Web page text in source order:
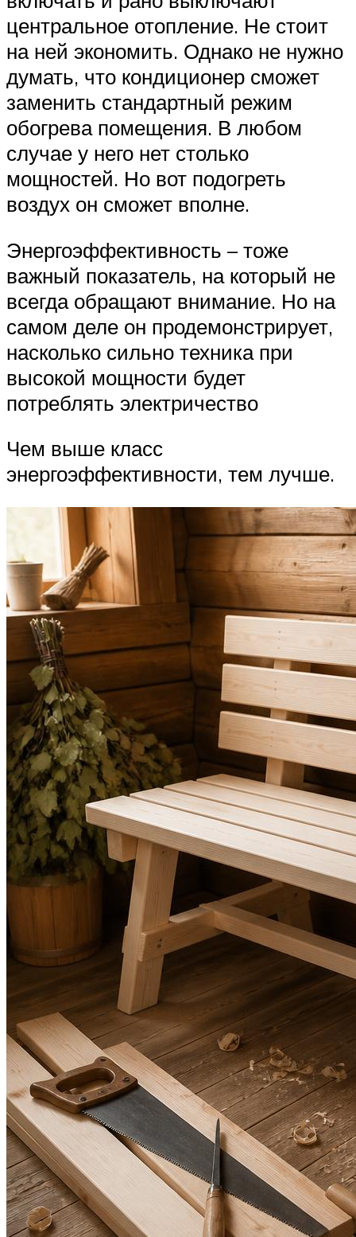
центральное отопление. Не стоит
на ней экономить. Однако не нужно
думать, что кондиционер сможет
заменить стандартный режим
обогрева помещения. В любом
случае у него нет столько
мощностей. Но вот подогреть
воздух он сможет вполне.
Энергоэффективность – тоже
важный показатель, на который не
всегда обращают внимание. Но на
самом деле он продемонстрирует,
насколько сильно техника при
высокой мощности будет
потреблять электричество
Чем выше класс
энергоэффективности, тем лучше.